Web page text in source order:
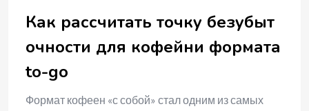
Как рассчитать точку безубыт
очности для кофейни формата
to-go
Формат кофеен «с собой» стал одним из самых